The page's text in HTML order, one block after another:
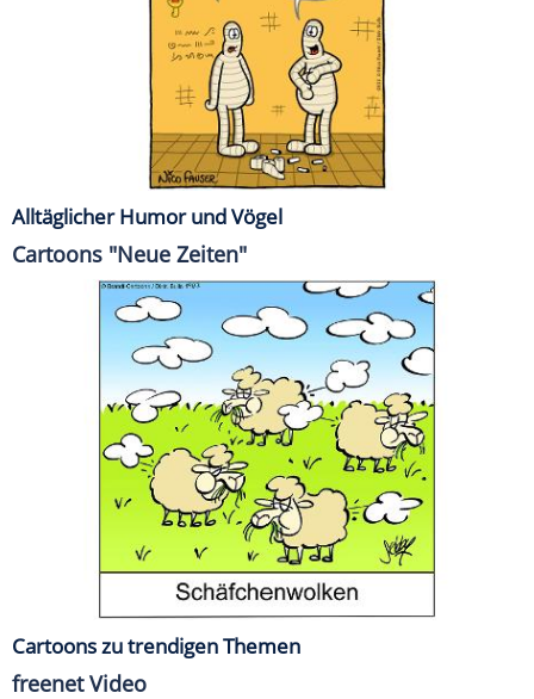
Alltäglicher Humor und Vögel
Cartoons "Neue Zeiten"
Cartoons zu trendigen Themen
freenet Video